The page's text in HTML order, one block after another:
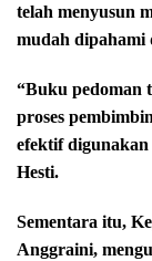
telah menyusun
mudah dipahami
“Buku pedoman
proses
efektif
Hesti.
Sementara itu,
Anggraini,